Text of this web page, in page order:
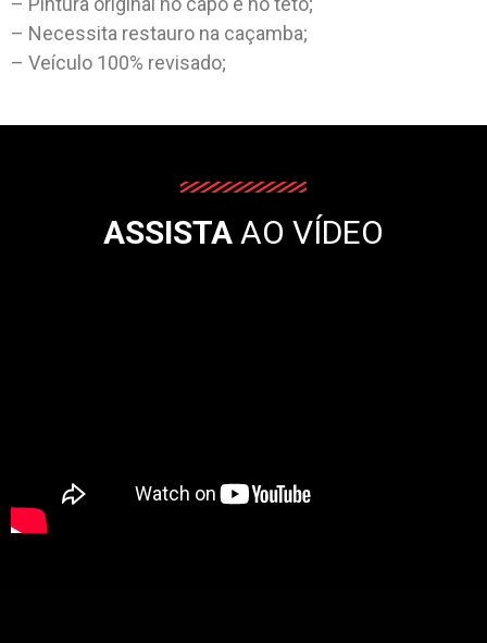
– Necessita restauro na caçamba;
– Veículo 100% revisado;
ASSISTA AO VÍDEO